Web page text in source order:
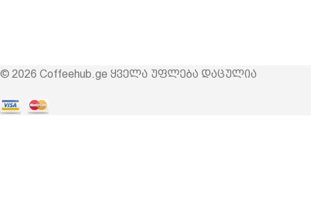
© 2026 Coffeehub.ge ყველა უფლება დაცულია